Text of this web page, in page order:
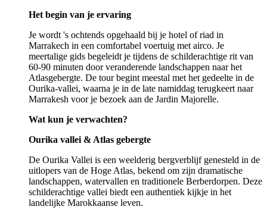
Het begin van je ervaring
Je wordt 's ochtends opgehaald bij je hotel of riad in
Marrakech in een comfortabel voertuig met airco. Je
meertalige gids begeleidt je tijdens de schilderachtige rit van
60-90 minuten door veranderende landschappen naar het
Atlasgebergte. De tour begint meestal met het gedeelte in de
Ourika-vallei, waarna je in de late namiddag terugkeert naar
Marrakesh voor je bezoek aan de Jardin Majorelle.
Wat kun je verwachten?
Ourika vallei & Atlas gebergte
De Ourika Vallei is een weelderig bergverblijf genesteld in de
uitlopers van de Hoge Atlas, bekend om zijn dramatische
landschappen, watervallen en traditionele Berberdorpen. Deze
schilderachtige vallei biedt een authentiek kijkje in het
landelijke Marokkaanse leven.